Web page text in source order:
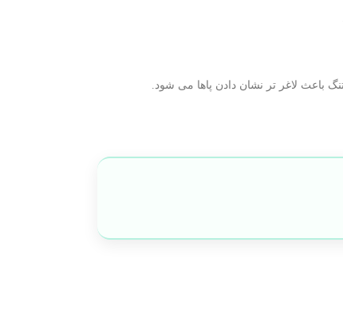
باعث لاغر تر نشان دادن پاها می شود.